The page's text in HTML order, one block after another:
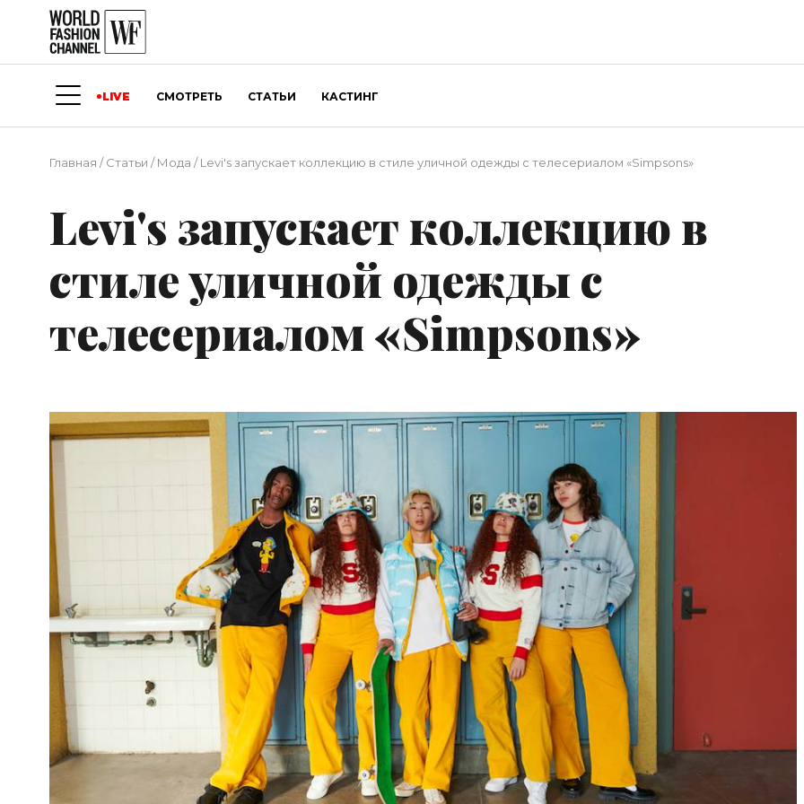
LIVE СМОТРЕТЬ СТАТЬИ КАСТИНГ
Главная /Статьи /Мода /Levi's запускает коллекцию в стиле уличной одежды с телесериалом «Simpsons»
Levi's запускает коллекцию в
стиле уличной одежды с
телесериалом «Simpsons»